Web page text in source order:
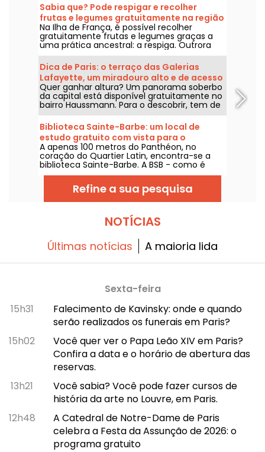
Sabia que? Pode respigar e recolher
frutas e legumes gratuitamente na região
de Ile-de-France
Na Ilha de França, é possível recolher
gratuitamente frutas e legumes graças a
uma prática ancestral: a respiga. Outrora
reservada aos mais necessitados, a respiga
ganhou um novo fôlego, atraindo um vasto
leque de pessoas que desejam reduzir o
desperdício alimentar. Nós dizemos-lhe
como.
Dica de Paris: o terraço das Galerias
Lafayette, um miradouro alto e de acesso
gratuito
Quer ganhar altura? Um panorama soberbo
da capital está disponível gratuitamente no
bairro Haussmann. Para o descobrir, tem de
se dirigir a um dos grandes armazéns
parisienses emblemáticos, as Galerias
Lafayette, para descobrir uma vista
deslumbrante de Paris a partir do seu
telhado... e é grátis!
Biblioteca Sainte-Barbe: um local de
estudo gratuito com vista para o
Panthéon
A apenas 100 metros do Panthéon, no
coração do Quartier Latin, encontra-se a
biblioteca Sainte-Barbe. A BSB - como é
conhecida - é um ponto de passagem
obrigatório para os estudantes que querem
fazer a revisão para os exames intercalares.
É um verdadeiro hotspot parisiense!
Refine a sua pesquisa
NOTÍCIAS
Últimas notícias A maioria lida
Sexta-feira
15h31
Falecimento de Kavinsky: onde e quando
serão realizados os funerais em Paris?
15h02
Você quer ver o Papa Leão XIV em Paris?
Confira a data e o horário de abertura das
reservas.
13h21
Você sabia? Você pode fazer cursos de
história da arte no Louvre, em Paris.
12h48
A Catedral de Notre-Dame de Paris
celebra a Festa da Assunção de 2026: o
programa gratuito